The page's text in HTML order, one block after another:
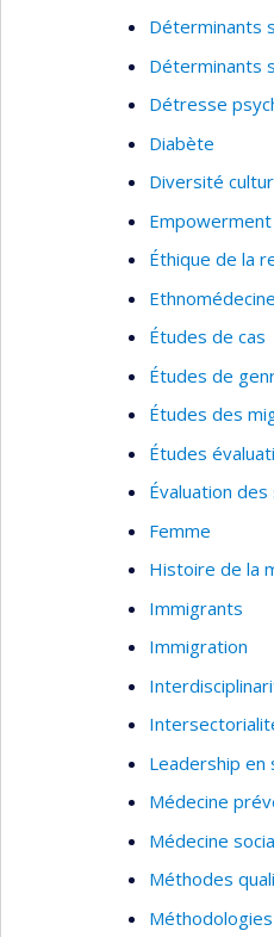
Déterminants
Déterminants
Détresse
Diabète
Diversité
Empowerment
Éthique de la
Études de cas
Études de
Études des
Études
Évaluation
Femme
Histoire de la
Immigrants
Immigration
Leadership en
Médecine
Médecine
Méthodes